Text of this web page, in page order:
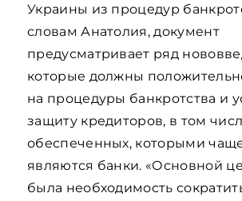
Украины из процедур
словам Анатолия, документ
предусматривает ряд
которые должны
на процедуры банкротства и
защиту кредиторов, в том
обеспеченных, которыми
являются банки. «Основной
была необходимость